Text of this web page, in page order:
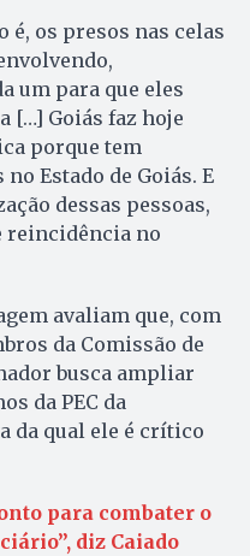
é, os presos nas celas
um para que eles
[…] Goiás faz hoje
porque tem
Estado de Goiás. E
dessas pessoas,
reincidência no
avaliam que, com
da Comissão de
busca ampliar
da PEC da
da qual ele é crítico
para combater o
diz Caiado